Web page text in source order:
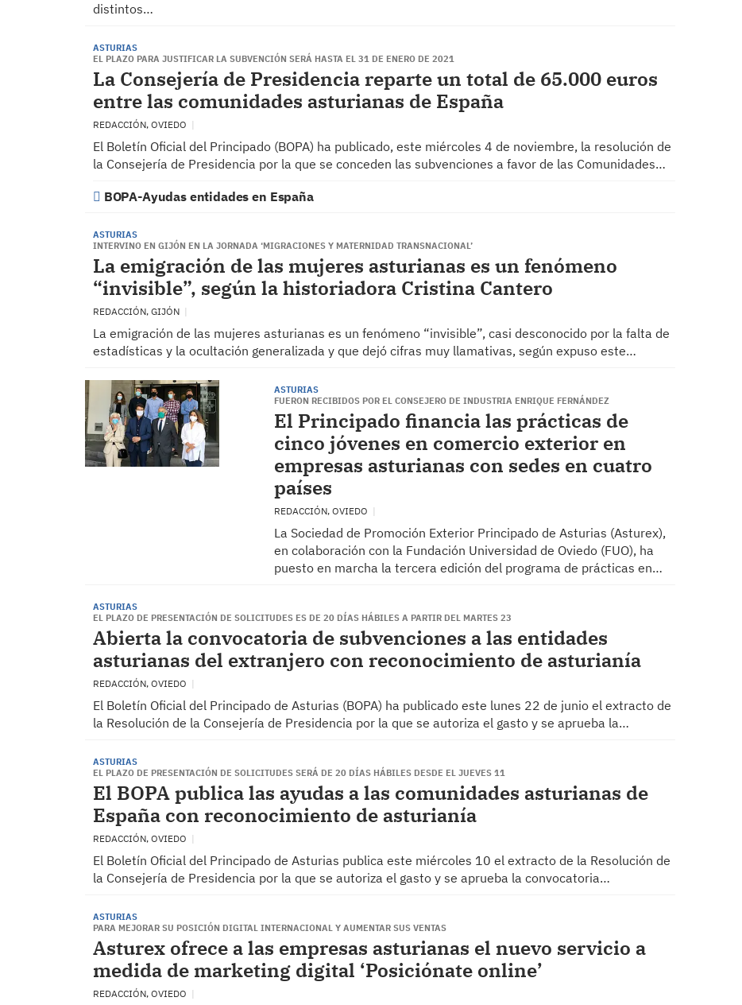
distintos…
ASTURIAS
EL PLAZO PARA JUSTIFICAR LA SUBVENCIÓN SERÁ HASTA EL 31 DE ENERO DE 2021
La Consejería de Presidencia reparte un total de 65.000 euros
entre las comunidades asturianas de España
REDACCIÓN, OVIEDO
El Boletín Oficial del Principado (BOPA) ha publicado, este miércoles 4 de noviembre, la resolución de
la Consejería de Presidencia por la que se conceden las subvenciones a favor de las Comunidades…
BOPA-Ayudas entidades en España
ASTURIAS
INTERVINO EN GIJÓN EN LA JORNADA ‘MIGRACIONES Y MATERNIDAD TRANSNACIONAL’
La emigración de las mujeres asturianas es un fenómeno
“invisible”, según la historiadora Cristina Cantero
REDACCIÓN, GIJÓN
La emigración de las mujeres asturianas es un fenómeno “invisible”, casi desconocido por la falta de
estadísticas y la ocultación generalizada y que dejó cifras muy llamativas, según expuso este…
ASTURIAS
FUERON RECIBIDOS POR EL CONSEJERO DE INDUSTRIA ENRIQUE FERNÁNDEZ
El Principado financia las prácticas de
cinco jóvenes en comercio exterior en
empresas asturianas con sedes en cuatro
países
REDACCIÓN, OVIEDO
La Sociedad de Promoción Exterior Principado de Asturias (Asturex),
en colaboración con la Fundación Universidad de Oviedo (FUO), ha
puesto en marcha la tercera edición del programa de prácticas en…
ASTURIAS
EL PLAZO DE PRESENTACIÓN DE SOLICITUDES ES DE 20 DÍAS HÁBILES A PARTIR DEL MARTES 23
Abierta la convocatoria de subvenciones a las entidades
asturianas del extranjero con reconocimiento de asturianía
REDACCIÓN, OVIEDO
El Boletín Oficial del Principado de Asturias (BOPA) ha publicado este lunes 22 de junio el extracto de
la Resolución de la Consejería de Presidencia por la que se autoriza el gasto y se aprueba la…
ASTURIAS
EL PLAZO DE PRESENTACIÓN DE SOLICITUDES SERÁ DE 20 DÍAS HÁBILES DESDE EL JUEVES 11
El BOPA publica las ayudas a las comunidades asturianas de
España con reconocimiento de asturianía
REDACCIÓN, OVIEDO
El Boletín Oficial del Principado de Asturias publica este miércoles 10 el extracto de la Resolución de
la Consejería de Presidencia por la que se autoriza el gasto y se aprueba la convocatoria…
ASTURIAS
PARA MEJORAR SU POSICIÓN DIGITAL INTERNACIONAL Y AUMENTAR SUS VENTAS
Asturex ofrece a las empresas asturianas el nuevo servicio a
medida de marketing digital ‘Posiciónate online’
REDACCIÓN, OVIEDO